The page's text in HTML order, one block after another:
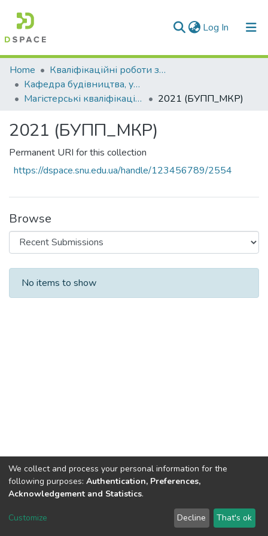
Log In (current)
Communities & Collections
All of DSpace
Home
Кваліфікаційні роботи здобувачів вищої освіти
Кафедра будівництва, урбаністики та просторового планування (БУПП)
Магістерські кваліфікаційні роботи
2021 (БУПП_МКР)
2021 (БУПП_МКР)
Permanent URI for this collection
https://dspace.snu.edu.ua/handle/123456789/2554
Browse
Recent Submissions
No items to show
Dspace & Volodymyr Dahl East Ukrainian National University
LYRASIS
Send Feedback
We collect and process your personal information for the
following purposes: Authentication, Preferences,
Acknowledgement and Statistics.
Customize Decline That's ok